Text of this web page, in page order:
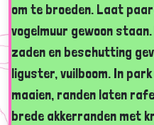
om te broeden. Laat
vogelmuur gewoon
zaden en beschutting
liguster, vuilboom. In
maaien, randen laten
brede akkerranden met